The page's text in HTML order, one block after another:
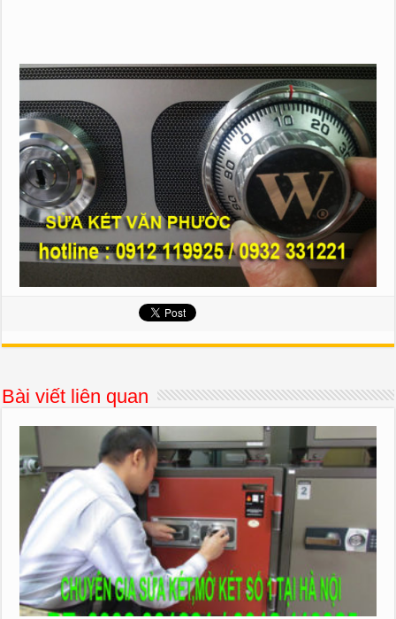
Bài viết liên quan